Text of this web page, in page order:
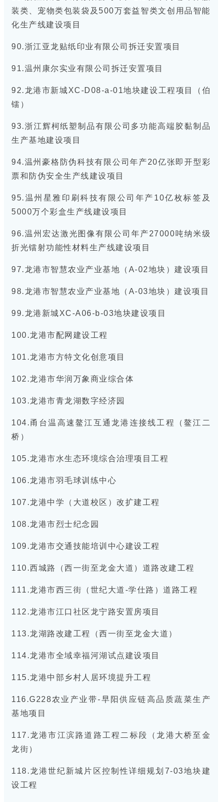
装类、宠物类包装袋及500万套益智类文创用品智能
化生产线建设项目
90.浙江亚龙贴纸印业有限公司拆迁安置项目
91.温州康尔实业有限公司拆迁安置项目
92.龙港市新城XC-D08-a-01地块建设工程项目（伯
镭）
93.浙江辉柯纸塑制品有限公司多功能高端胶黏制品
生产基地建设项目
94.温州豪格防伪科技有限公司年产20亿张即开型彩
票和防伪安全生产线建设项目
95.温州星雅印刷科技有限公司年产10亿枚标签及
5000万个彩盒生产线建设项目
96.温州宏达激光图像有限公司年产27000吨纳米级
折光镭射功能性材料生产线建设项目
97.龙港市智慧农业产业基地（A-02地块）建设项目
98.龙港市智慧农业产业基地（A-03地块）建设项目
99.龙港新城XC-A06-b-03地块建设项目
100.龙港市配网建设工程
101.龙港市方特文化创意项目
102.龙港市华润万象商业综合体
103.龙港市青龙湖数字经济园
104.甬台温高速鳌江互通龙港连接线工程（鳌江二
桥）
105.龙港市水生态环境综合治理项目工程
106.龙港市羽毛球训练中心
107.龙港中学（大道校区）改扩建工程
108.龙港市烈士纪念园
109.龙港市交通技能培训中心建设工程
110.西城路（西一街至龙金大道）道路改建工程
111.龙港市西三街（世纪大道-学仕路）道路工程
112.龙港市江口社区龙宁路安置房项目
113.龙湖路改建工程（西一街至龙金大道）
114.龙港市全域幸福河湖试点建设项目
115.龙港中部乡村人居环境提升工程
116.G228农业产业带-早阳供应链高品质蔬菜生产
基地项目
117.龙港市江滨路道路工程二标段（龙港大桥至金
龙街）
118.龙港世纪新城片区控制性详细规划7-03地块建
设工程